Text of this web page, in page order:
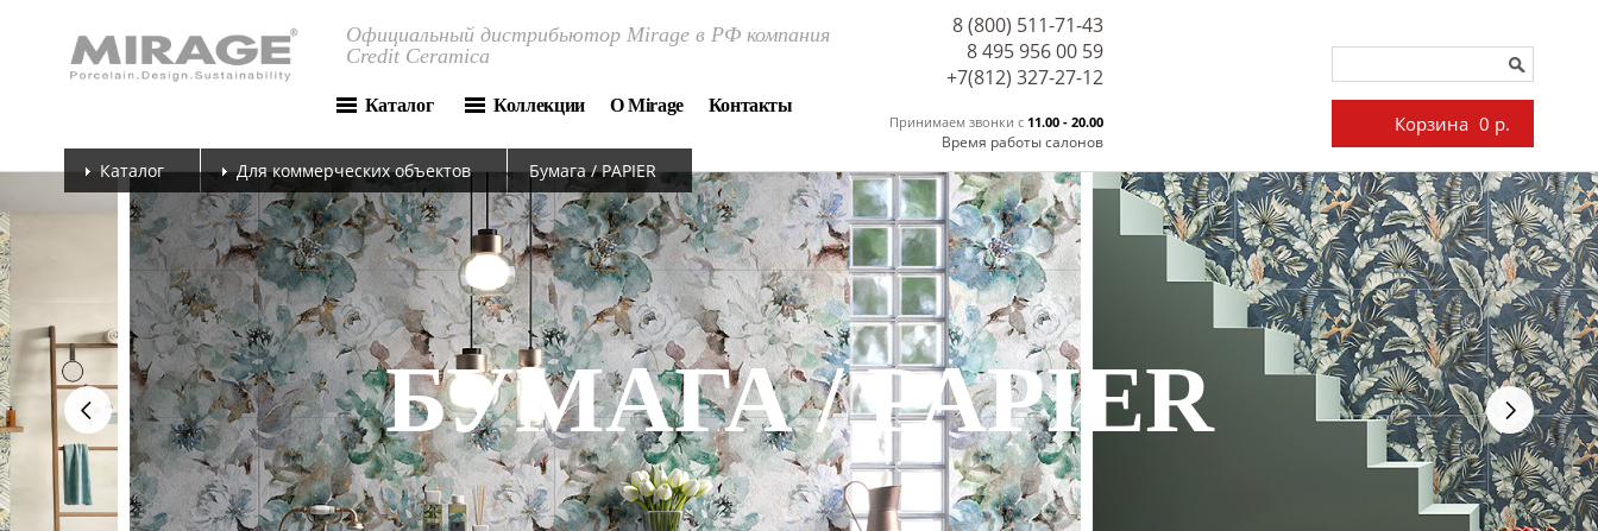
Официальный дистрибьютор Mirage в РФ компания
Credit Ceramica
Каталог Коллекции О Mirage Контакты
8 (800) 511-71-43
8 495 956 00 59
Принимаем звонки c 11.00 - 20.00
Время работы салонов
+7(812) 327-27-12
Корзина 0 р.
Каталог Для коммерческих объектов Бумага / PAPIER
next
БУМАГА / PAPIER